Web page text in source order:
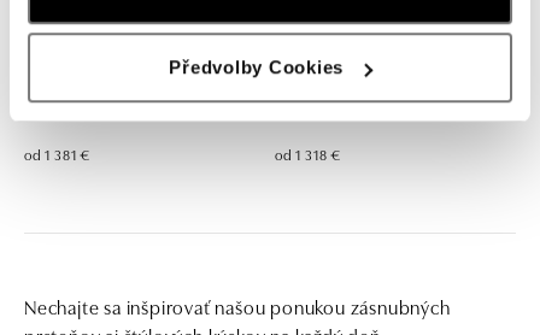
Předvolby Cookies
Princess
od 1 381 €
Princess
od 1 318 €
Nechajte sa inšpirovať našou ponukou zásnubných